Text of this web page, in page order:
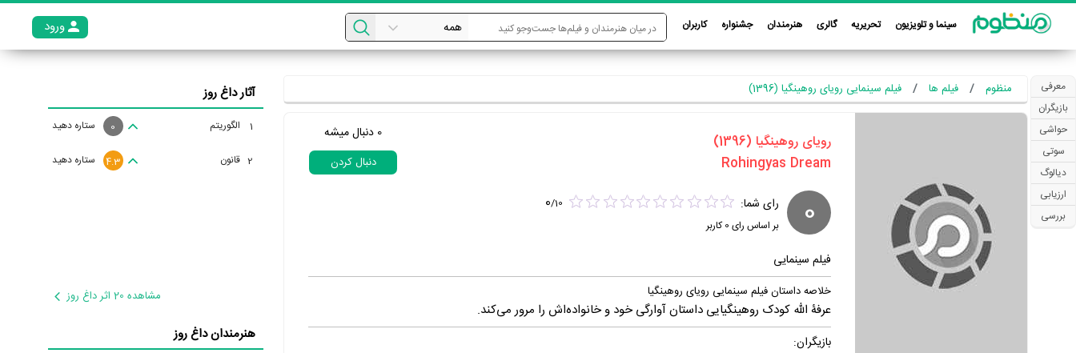
سینما و تلویزیون تحریریه گالری هنرمندان جشنواره کاربران ورود
معرفی
بازیگران
حواشی
سوتی
دیالوگ
ارزیابی
بررسی
منظوم فیلم ها فیلم سینمایی رویای روهینگیا (1396)
‏رویای روهینگیا‏ (1396)
0 دنبال میشه
دنبال کردن
0 رای شما: 0/10
بر اساس رای 0کاربر
فیلم سینمایی
خلاصه داستان فیلم سینمایی رویای روهینگیا
عرفۀ‌ الله کودک روهینگیایی داستان آوارگی خود و خانواده‌اش را مرور می‌کند.
بازیگران:
آثار داغ روز
1 الگوریتم ستاره دهید 0
2 قانون ستاره دهید 4.3
مشاهده 20 اثر داغ روز
هنرمندان داغ روز